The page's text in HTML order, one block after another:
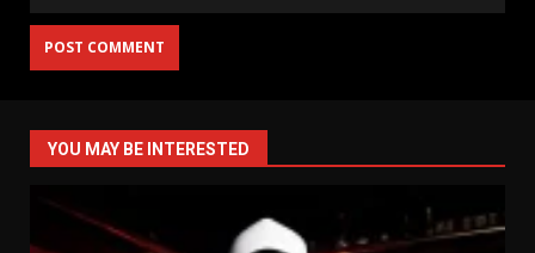
YOU MAY BE INTERESTED